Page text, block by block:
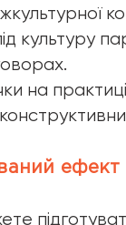
культуру
на
ефект